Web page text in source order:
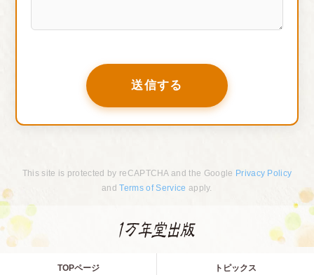
This site is protected by reCAPTCHA and the Google Privacy Policy
andTerms of Service apply.
TOPページ トピックス